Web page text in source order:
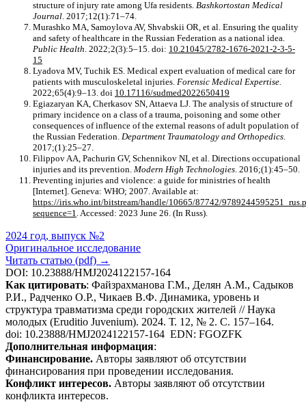
structure of injury rate among Ufa residents. Bashkortostan Medical
Journal . 2017;12(1):71–74.
Murashko MA, Samoylova AV, Shvabskii OR, et al. Ensuring the quality
and safety of healthcare in the Russian Federation as a national idea.
Public Health . 2022;2(3):5–15. doi: 10.21045/2782-1676-2021-2-3-5-
15
Lyadova MV, Tuchik ES. Medical expert evaluation of medical care for
patients with musculoskeletal injuries. Forensic Medical Expertise.
2022;65(4):9–13. doi 10.17116/sudmed2022650419
Egiazaryan KA, Cherkasov SN, Attaeva LJ. The analysis of structure of
primary incidence on a class of a trauma, poisoning and some other
consequences of influence of the external reasons of adult population of
the Russian Federation. Department Traumatology and Orthopedics
2017;(1):25–27.
Filippov AA, Pachurin GV, Schennikov NI, et al. Directions occupational
injuries and its prevention. Modern High Technologies . 2016;(1):45–50.
Preventing injuries and violence: a guide for ministries of health
[Internet]. Geneva: WHO; 2007. Available at:
https://iris.who.int/bitstream/handle/10665/87742/
sequence=1 . Accessed: 2023 June 26. (In Russ).
2024 год, выпуск №2
Оригинальное исследование
Читать статью (pdf) →
DOI: 10.23888/HMJ2024122157-164
Как цитировать: Файзрахманова Г.М., Делян А.М., Садыков
Р.И., Радченко О.Р., Чикаев В.Ф. Динамика, уровень и
структура травматизма среди городских жителей // Наука
молодых (Eruditio Juvenium). 2024. Т. 12, № 2. С. 157–164.
doi: 10.23888/HMJ2024122157-164 EDN: FGOZFK
Дополнительная информация:
Финансирование. Авторы заявляют об отсутствии
финансирования при проведении исследования.
Конфликт интересов. Авторы заявляют об отсутствии
конфликта интересов.